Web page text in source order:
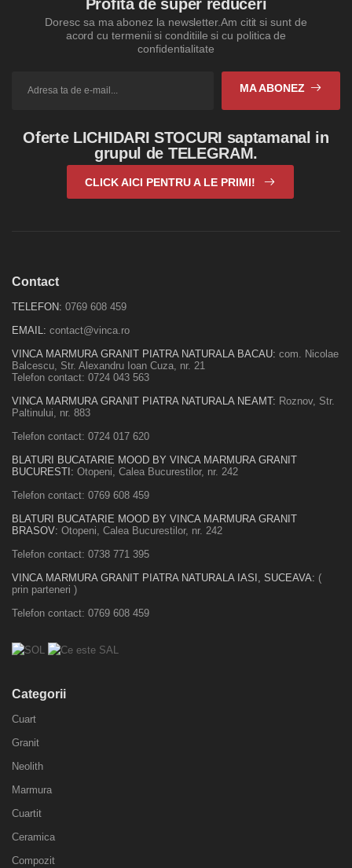
Profita de super reduceri
Doresc sa ma abonez la newsletter.Am citit si sunt de
acord cu termenii si conditiile si cu politica de
confidentialitate
MA ABONEZ
Oferte LICHIDARI STOCURI saptamanal in
grupul de TELEGRAM.
CLICK AICI PENTRU A LE PRIMI!
Contact
TELEFON: 0769 608 459
EMAIL: contact@vinca.ro
VINCA MARMURA GRANIT PIATRA NATURALA BACAU: com. Nicolae
Balcescu, Str. Alexandru Ioan Cuza, nr. 21
Telefon contact: 0724 043 563
VINCA MARMURA GRANIT PIATRA NATURALA NEAMT: Roznov, Str.
Paltinului, nr. 883
Telefon contact: 0724 017 620
BLATURI BUCATARIE MOOD BY VINCA MARMURA GRANIT
BUCURESTI: Otopeni, Calea Bucurestilor, nr. 242
Telefon contact: 0769 608 459
BLATURI BUCATARIE MOOD BY VINCA MARMURA GRANIT
BRASOV: Otopeni, Calea Bucurestilor, nr. 242
Telefon contact: 0738 771 395
VINCA MARMURA GRANIT PIATRA NATURALA IASI, SUCEAVA: (
prin parteneri )
Telefon contact: 0769 608 459
Categorii
Cuart
Granit
Neolith
Marmura
Cuartit
Ceramica
Compozit